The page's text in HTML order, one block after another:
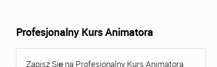
Profesjonalny Kurs Animatora
Zapisz Się na Profesjonalny Kurs Animatora